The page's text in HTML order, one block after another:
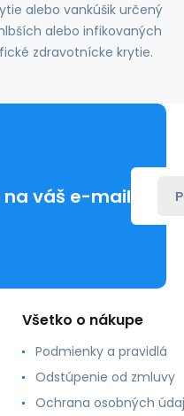
alebo vankúšik určený
alebo infikovaných
zdravotnícke krytie.
na váš e-mail
Všetko o nákupe
Podmienky a pravidlá
Odstúpenie od zmluvy
Ochrana osobných